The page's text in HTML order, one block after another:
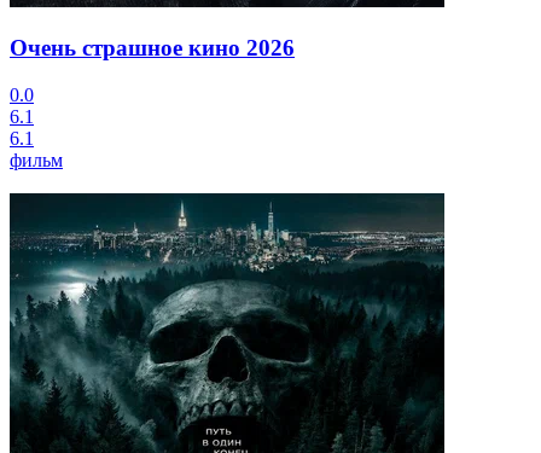
Очень страшное кино 2026
0.0
6.1
6.1
фильм